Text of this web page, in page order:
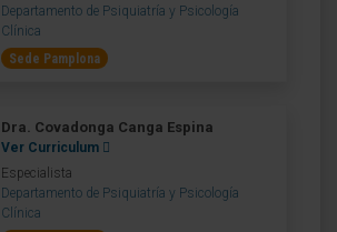
Departamento de Psiquiatría y Psicología
Clínica
Sede Pamplona
Dra. Covadonga Canga Espina
Ver Curriculum
Especialista
Departamento de Psiquiatría y Psicología
Clínica